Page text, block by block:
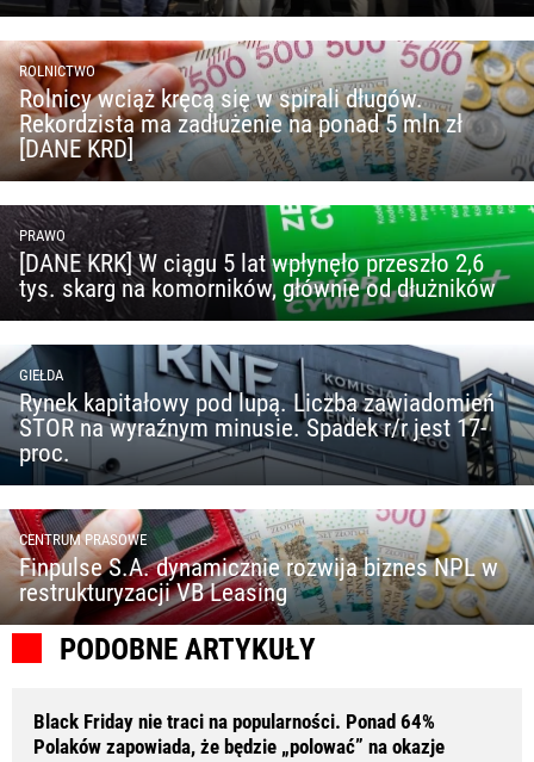
ROLNICTWO
Rolnicy wciąż kręcą się w spirali długów.
Rekordzista ma zadłużenie na ponad 5 mln zł
[DANE KRD]
PRAWO
[DANE KRK] W ciągu 5 lat wpłynęło przeszło 2,6
tys. skarg na komorników, głównie od dłużników
GIEŁDA
Rynek kapitałowy pod lupą. Liczba zawiadomień
STOR na wyraźnym minusie. Spadek r/r jest 17-
proc.
CENTRUM PRASOWE
Finpulse S.A. dynamicznie rozwija biznes NPL w
restrukturyzacji VB Leasing
PODOBNE ARTYKUŁY
Black Friday nie traci na popularności. Ponad 64%
Polaków zapowiada, że będzie „polować” na okazje